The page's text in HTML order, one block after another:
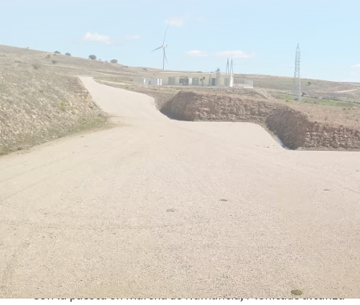
La planta, llamada Numancia y que está formada por dos
parques eólicos adyacentes situados en Soria, contará
con una generación eléctrica de más de 31 GWh/año, el
equivalente a las necesidades energéticas de más de 9.500
hogares*.
Con la puesta en marcha de Numancia, Plenitude alcanza